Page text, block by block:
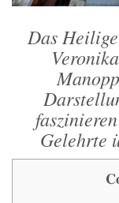
Das
Gelehrte